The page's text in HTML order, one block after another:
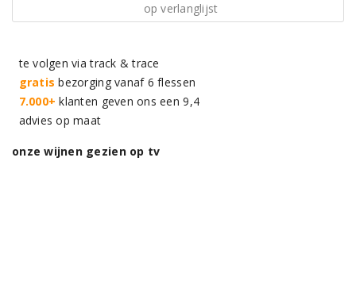
op verlanglijst
te volgen via track & trace
gratis bezorging vanaf 6 flessen
7.000+ klanten geven ons een 9,4
advies op maat
onze wijnen gezien op tv